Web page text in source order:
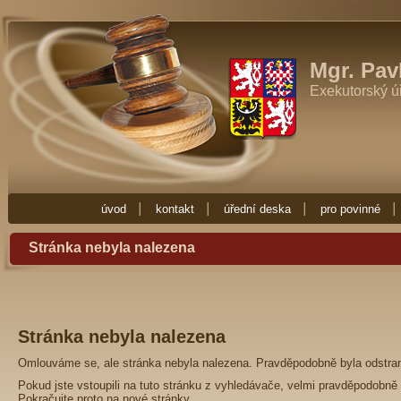
Exekutor Mgr. Pavla Fučíková
Zde najdete vše co potřebujete vědět o exekuci. Exekuce Ostrava je zde
exekutora nebo nějakou radu ohledně exekuce, obraťte se na
Mgr.
Exekutorský
úvod kontakt úřední deska pro povinné
Stránka nebyla nalezena
Stránka nebyla nalezena
Omlouváme se, ale stránka nebyla nalezena. Pravděpodobně byla
Pokud jste vstoupili na tuto stránku z vyhledávače, velmi